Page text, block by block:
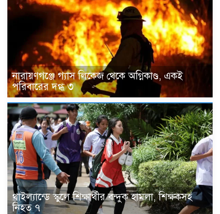
নারায়ণগঞ্জে গ্যাস লিকেজ থেকে অগ্নিকাণ্ড, একই
পরিবারের দগ্ধ ৩
থাইল্যান্ডে স্কুলে শিক্ষার্থীর বন্দুক হামলা, শিক্ষকসহ
নিহত ৭